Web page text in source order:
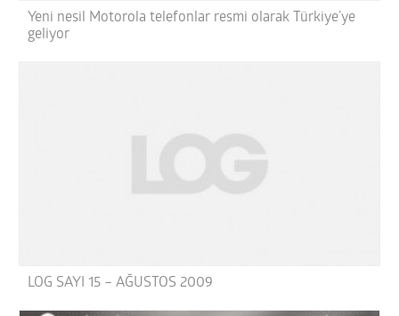
Yeni nesil Motorola telefonlar resmi olarak Türkiye’ye
geliyor
LOG SAYI 15 – AĞUSTOS 2009